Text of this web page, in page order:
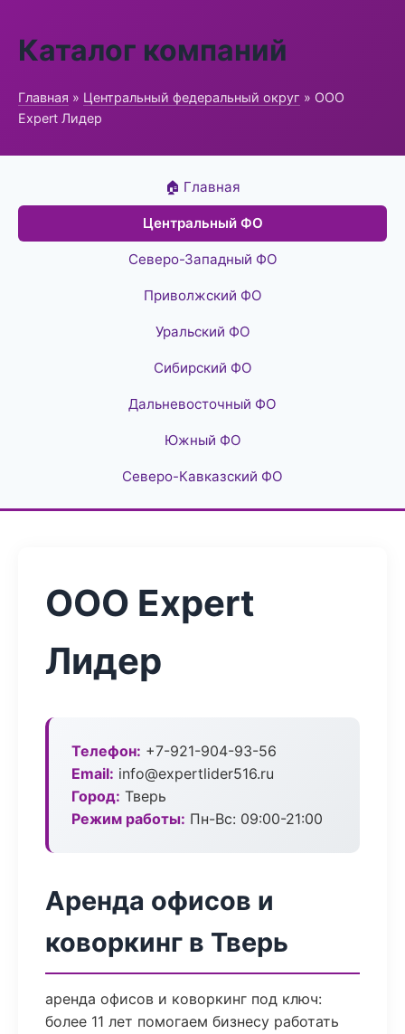
Каталог компаний
Главная » Центральный федеральный округ » ООО
Expert Лидер
🏠 Главная
Центральный ФО
Северо-Западный ФО
Приволжский ФО
Уральский ФО
Сибирский ФО
Дальневосточный ФО
Южный ФО
Северо-Кавказский ФО
ООО Expert
Лидер
Телефон: +7-921-904-93-56
Email: info@expertlider516.ru
Город: Тверь
Режим работы: Пн-Вс: 09:00-21:00
Аренда офисов и
коворкинг в Тверь
аренда офисов и коворкинг под ключ:
более 11 лет помогаем бизнесу работать